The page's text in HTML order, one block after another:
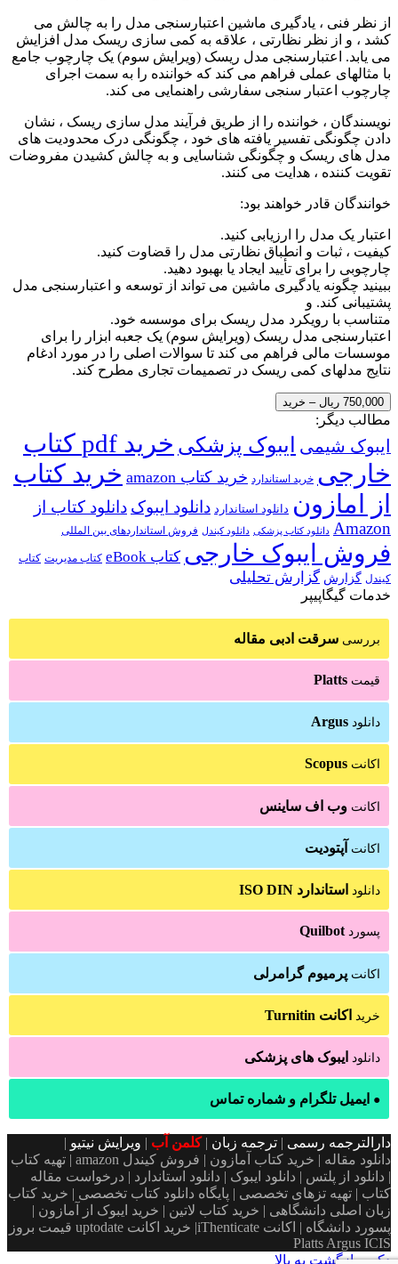
از نظر فنی ، یادگیری ماشین اعتبارسنجی مدل را به چالش می
کشد ، و از نظر نظارتی ، علاقه به کمی سازی ریسک مدل افزایش
می یابد. اعتبارسنجی مدل ریسک (ویرایش سوم) یک چارچوب جامع
با مثالهای عملی فراهم می کند که خواننده را به سمت اجرای
چارچوب اعتبار سنجی سفارشی راهنمایی می کند.
نویسندگان ، خواننده را از طریق فرآیند مدل سازی ریسک ، نشان
دادن چگونگی تفسیر یافته های خود ، چگونگی درک محدودیت های
مدل های ریسک و چگونگی شناسایی و به چالش کشیدن مفروضات
تقویت کننده ، هدایت می کنند.
خوانندگان قادر خواهند بود:
اعتبار یک مدل را ارزیابی کنید.
کیفیت ، ثبات و انطباق نظارتی مدل را قضاوت کنید.
چارچوبی را برای تأیید ایجاد یا بهبود دهید.
ببینید چگونه یادگیری ماشین می تواند از توسعه و اعتبارسنجی مدل
پشتیبانی کند. و
متناسب با رویکرد مدل ریسک برای موسسه خود.
اعتبارسنجی مدل ریسک (ویرایش سوم) یک جعبه ابزار را برای
موسسات مالی فراهم می کند تا سوالات اصلی را در مورد ادغام
نتایج مدلهای کمی ریسک در تصمیمات تجاری مطرح کند.
750,000 ریال – خرید
مطالب دیگر:
ایبوک شیمی ایبوک پزشکی
خرید pdf کتاب
خارجی خرید استاندارد خرید کتاب amazon
خرید کتاب
از امازون دانلود استاندارد دانلود ایبوک دانلود کتاب از
Amazon دانلود کتاب پزشکی دانلود کیندل فروش استانداردهای بین المللی
فروش ایبوک خارجی کتاب eBook کتاب مدیریت کتاب
کیندل گزارش گزارش تحلیلی
خدمات گیگاپیپر
بررسی سرقت ادبی مقاله
قیمت Platts
دانلود Argus
اکانت Scopus
اکانت وب اف ساینس
اکانت آپتودیت
دانلود استاندارد ISO DIN
پسورد Quilbot
اکانت پرمیوم گرامرلی
خرید اکانت Turnitin
دانلود ایبوک های پزشکی
● ایمیل تلگرام و شماره تماس
دارالترجمه رسمی | ترجمه زبان |کلمن آب | ویرایش نیتیو |
دانلود مقاله | خرید کتاب آمازون | فروش کیندل amazon | تهیه کتاب
| دانلود از پلتس | دانلود ایبوک | دانلود استاندارد | درخواست مقاله
کتاب | تهیه تزهای تخصصی | پایگاه دانلود کتاب تخصصی | خرید کتاب
زبان اصلی دانشگاهی | خرید کتاب لاتین | خرید ایبوک از آمازون |
پسورد دانشگاه | اکانت iThenticate| خريد اكانت uptodate قیمت بروز
Platts Argus ICIS
دکمه بازگشت به بالا